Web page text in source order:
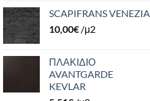
SCAPIFRANS VENEZIA
10,00€ /μ2
ΠΛΑΚΙΔΙΟ
AVANTGARDE
KEVLAR